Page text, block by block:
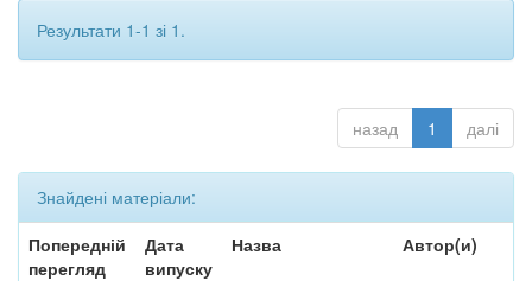
Результати 1-1 зі 1.
назад 1 далі
Знайдені матеріали:
Попередній
перегляд
Дата
випуску
Назва Автор(и)